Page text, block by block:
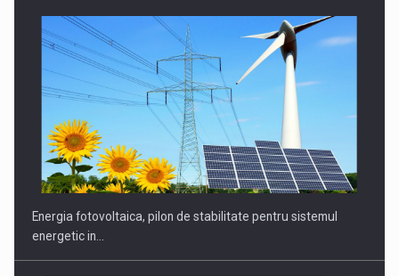
Energia fotovoltaica, pilon de stabilitate pentru sistemul
energetic in…